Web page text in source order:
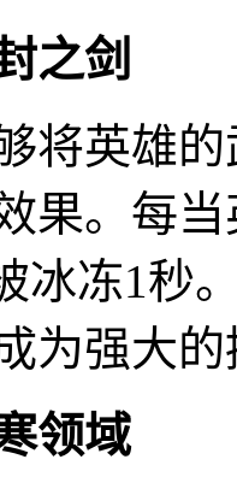
之剑
将英雄
果。每
冰冻1秒
为强大
领域